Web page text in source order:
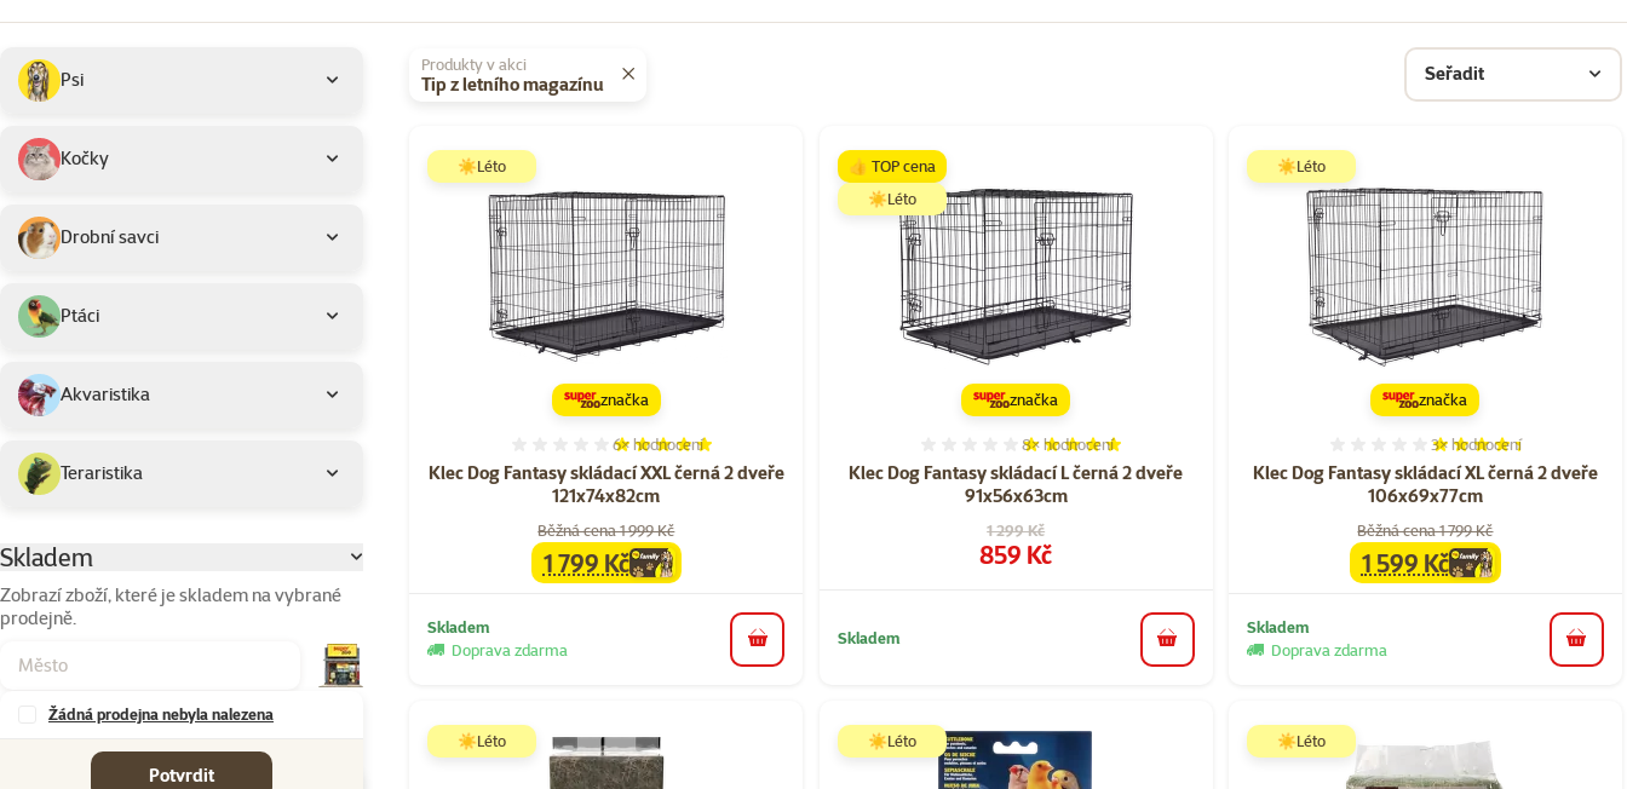
Podkategorie
Psi
Kočky
Drobní savci
Ptáci
Akvaristika
Teraristika
Parametrický filtr
Skladem
Zobrazí zboží, které je skladem na vybrané
prodejně.
Žádná prodejna nebyla nalezena
Potvrdit
Vybrané filtry
Produkty v akci
Tip z letního magazínu Seřadit
Klec Dog Fantasy skládací XXL černá 2 dveře
121x74x82cm
Hodnocení 100%, počet hodnocení: 6
6× hodnocení
Běžná cena 1 999 Kč
familycena
1 799 Kč
☀️Léto
značka
Skladem
Doprava zdarma
do košíku
Klec Dog Fantasy skládací L černá 2 dveře
91x56x63cm
Hodnocení 98%, počet hodnocení: 8
8× hodnocení
Původní cena
1 299 Kč
Cena
859 Kč
👍 TOP cena
☀️Léto
značka
Skladem
do košíku
Klec Dog Fantasy skládací XL černá 2 dveře
106x69x77cm
Hodnocení 87%, počet
3× hodnocení
Běžná cena 1 799 Kč
familycena
1 599 Kč
☀️Léto
značka
Skladem
Doprava zdarma
do
☀️Léto ☀️Léto ☀️Léto